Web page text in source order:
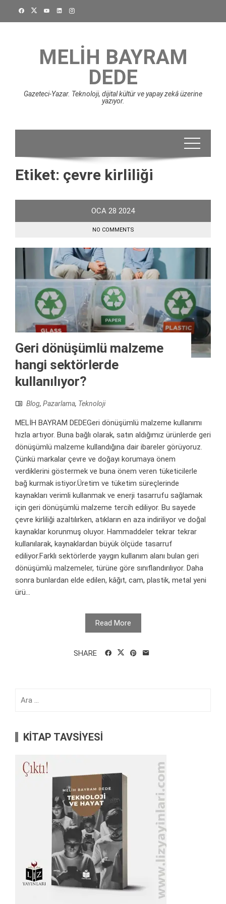
MELIH BAYRAM
DEDE
Gazeteci-Yazar. Teknoloji, dijital kültür ve yapay zekâ üzerine
yazıyor.
Etiket: çevre kirliliği
OCA 28 2024
NO COMMENTS
Geri dönüşümlü malzeme
hangi sektörlerde
kullanılıyor?
Blog, Pazarlama, Teknoloji
MELİH BAYRAM DEDEGeri dönüşümlü malzeme kullanımı
hızla artıyor. Buna bağlı olarak, satın aldığımız ürünlerde geri
dönüşümlü malzeme kullandığına dair ibareler görüyoruz.
Çünkü markalar çevre ve doğayı korumaya önem
verdiklerini göstermek ve buna önem veren tüketicilerle
bağ kurmak istiyor.Üretim ve tüketim süreçlerinde
kaynakları verimli kullanmak ve enerji tasarrufu sağlamak
için geri dönüşümlü malzeme tercih ediliyor. Bu sayede
çevre kirliliği azaltılırken, atıkların en aza indiriliyor ve doğal
kaynaklar korunmuş oluyor. Hammaddeler tekrar tekrar
kullanılarak, kaynaklardan büyük ölçüde tasarruf
ediliyor.Farklı sektörlerde yaygın kullanım alanı bulan geri
dönüşümlü malzemeler, türüne göre sınıflandırılıyor. Daha
sonra bunlardan elde edilen, kâğıt, cam, plastik, metal yeni
ürü...
Read More
SHARE
KİTAP TAVSİYESİ